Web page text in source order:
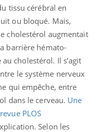
tissu cérébral en
ou bloqué. Mais,
cholestérol augmentait
barrière hémato-
cholestérol. Il s’agit
le système nerveux
qui empêche, entre
dans le cerveau. Une
PLOS
Selon les